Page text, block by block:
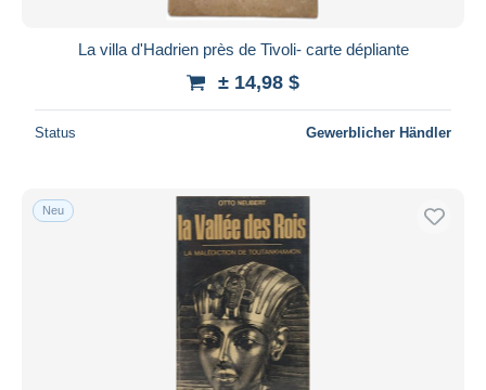
La villa d'Hadrien près de Tivoli- carte dépliante
± 14,98 $
Status Gewerblicher Händler
Neu